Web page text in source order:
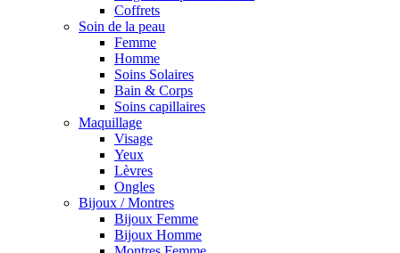
Coffrets
Soin de la peau
Femme
Homme
Soins Solaires
Bain & Corps
Soins capillaires
Maquillage
Visage
Yeux
Lèvres
Ongles
Bijoux / Montres
Bijoux Femme
Bijoux Homme